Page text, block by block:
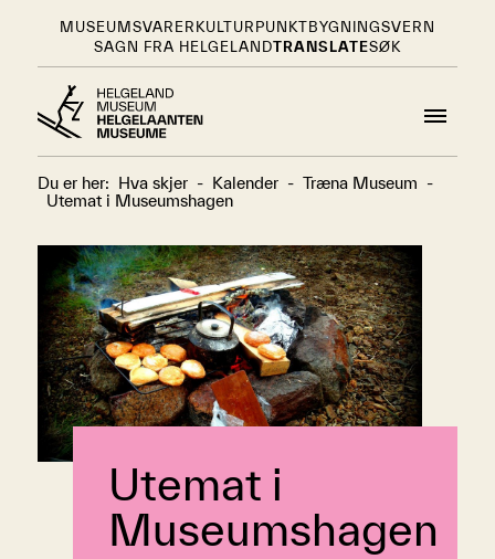
MUSEUMSVARER KULTURPUNKT BYGNINGSVERN
SAGN FRA HELGELANDTRANSLATESØK
Du er her: Hva skjer - Kalender - Træna Museum -
Utemat i Museumshagen
Utemat i
Museumshagen